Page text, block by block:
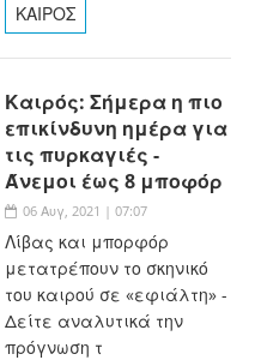
ΚΑΙΡΟΣ
Καιρός: Σήμερα η πιο
επικίνδυνη ημέρα για
τις πυρκαγιές -
Άνεμοι έως 8 μποφόρ
06 Αυγ, 2021 | 07:07
Λίβας και μπορφόρ
μετατρέπουν το σκηνικό
του καιρού σε «εφιάλτη» -
Δείτε αναλυτικά την
πρόγνωση τ